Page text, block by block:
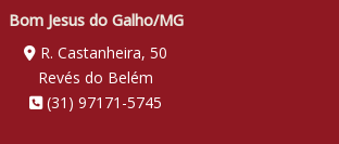
Bom Jesus do Galho/MG
R. Castanheira, 50
Revés do Belém
(31) 97171-5745